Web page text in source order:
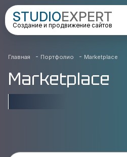
STUDIOEXPERT
Создание и продвижение сайтов
Главная - Портфолио - Marketplace
Marketplace